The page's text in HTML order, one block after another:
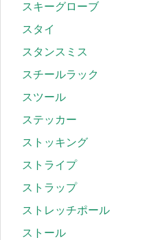
スキーグローブ
スタイ
スタンスミス
スチールラック
スツール
ステッカー
ストッキング
ストライプ
ストラップ
ストレッチポール
ストール